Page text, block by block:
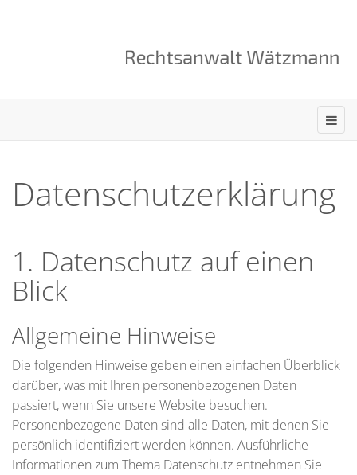
Datenschutzerklärung
1. Datenschutz auf einen
Blick
Allgemeine Hinweise
Die folgenden Hinweise geben einen einfachen Überblick
darüber, was mit Ihren personenbezogenen Daten
passiert, wenn Sie unsere Website besuchen.
Personenbezogene Daten sind alle Daten, mit denen Sie
persönlich identifiziert werden können. Ausführliche
Informationen zum Thema Datenschutz entnehmen Sie